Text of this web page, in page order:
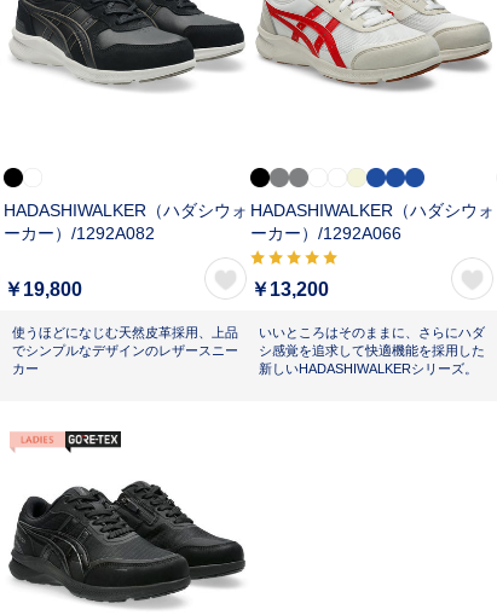
HADASHIWALKER（ハダシウォ
ーカー）/1292A082
￥19,800
使うほどになじむ天然皮革採用、上品
でシンプルなデザインのレザースニー
カー
HADASHIWALKER（ハダシウォ
ーカー）/1292A066
￥13,200
いいところはそのままに、さらにハダ
シ感覚を追求して快適機能を採用した
新しいHADASHIWALKERシリーズ。